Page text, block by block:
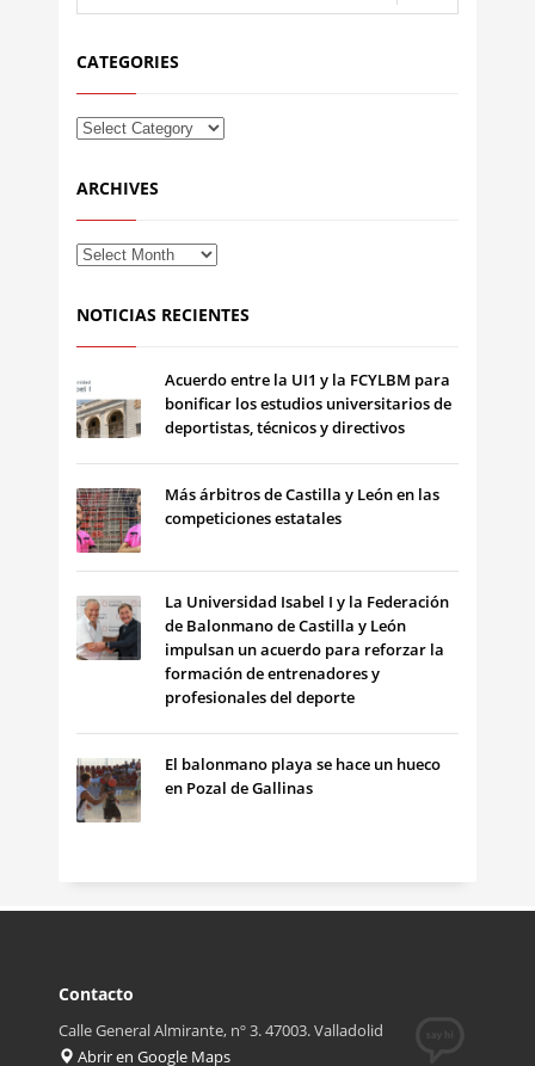
CATEGORIES
ARCHIVES
NOTICIAS RECIENTES
Acuerdo entre la UI1 y la FCYLBM para
bonificar los estudios universitarios de
deportistas, técnicos y directivos
Más árbitros de Castilla y León en las
competiciones estatales
La Universidad Isabel I y la Federación
de Balonmano de Castilla y León
impulsan un acuerdo para reforzar la
formación de entrenadores y
profesionales del deporte
El balonmano playa se hace un hueco
en Pozal de Gallinas
Contacto
Calle General Almirante, nº 3. 47003. Valladolid
Abrir en Google Maps